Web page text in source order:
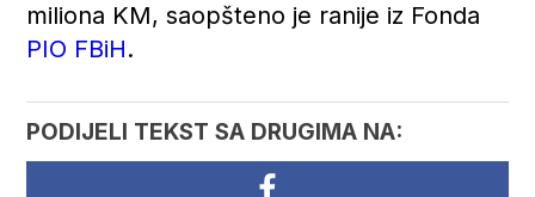
miliona KM, saopšteno je ranije iz Fonda
PIO FBiH.
PODIJELI TEKST SA DRUGIMA NA: